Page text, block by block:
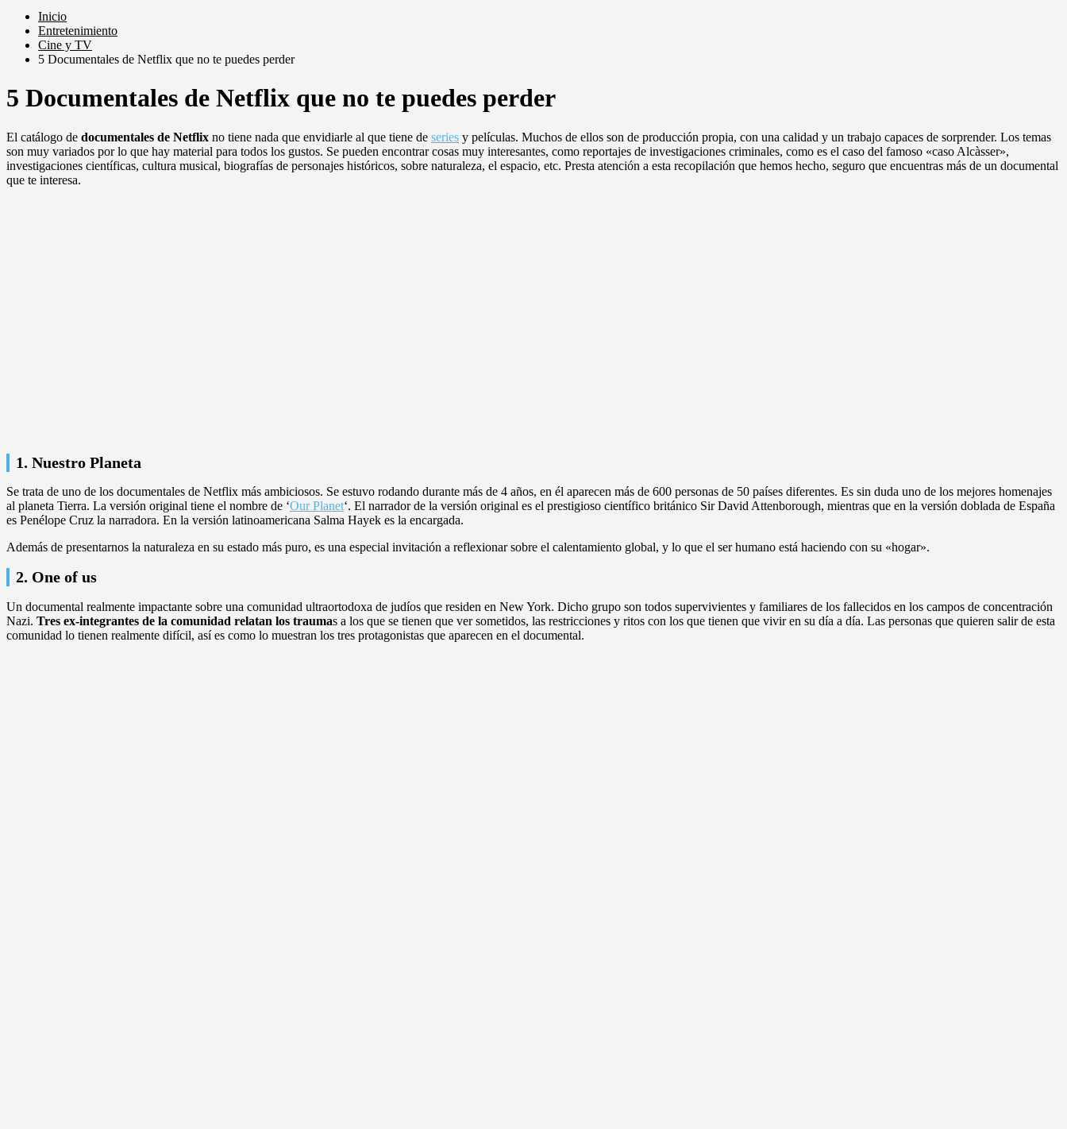
Inicio
Entretenimiento
Cine y TV
5 Documentales de Netflix que no te puedes perder
5 Documentales de Netflix que no te puedes perder
El catálogo de documentales de Netflix no tiene nada que envidiarle al que tiene de series y películas. Muchos de ellos son de producción propia, con una calidad y un trabajo capaces de sorprender. Los temas
son muy variados por lo que hay material para todos los gustos. Se pueden encontrar cosas muy interesantes, como reportajes de investigaciones criminales, como es el caso del famoso «caso Alcàsser»,
investigaciones científicas, cultura musical, biografías de personajes históricos, sobre naturaleza, el espacio, etc. Presta atención a esta recopilación que hemos hecho, seguro que encuentras más de un documental
que te interesa.
1. Nuestro Planeta
Se trata de uno de los documentales de Netflix más ambiciosos. Se estuvo rodando durante más de 4 años, en él aparecen más de 600 personas de 50 países diferentes. Es sin duda uno de los mejores homenajes
al planeta Tierra. La versión original tiene el nombre de ‘Our Planet‘. El narrador de la versión original es el prestigioso científico británico Sir David Attenborough, mientras que en la versión doblada de España
es Penélope Cruz la narradora. En la versión latinoamericana Salma Hayek es la encargada.
Además de presentarnos la naturaleza en su estado más puro, es una especial invitación a reflexionar sobre el calentamiento global, y lo que el ser humano está haciendo con su «hogar».
2. One of us
Un documental realmente impactante sobre una comunidad ultraortodoxa de judíos que residen en New York. Dicho grupo son todos supervivientes y familiares de los fallecidos en los campos de concentración
Nazi. Tres ex-integrantes de la comunidad relatan los traumas a los que se tienen que ver sometidos, las restricciones y ritos con los que tienen que vivir en su día a día. Las personas que quieren salir de esta
comunidad lo tienen realmente difícil, así es como lo muestran los tres protagonistas que aparecen en el documental.